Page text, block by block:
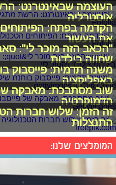
העוצמה שבאינטרנט:
אוסטרליה
הקדמה בפתח: הפיתוחים
את העשור
"הכאב הזה מוכר לי":
שחווה בילדות
משנה תדמית: פייסבוק
באפליקציה
שוב מסתבכת: מאבקה של
הדמוקרטיה
זה הזמן: שלוש חברות
התנצלות
המומלצים שלנו: